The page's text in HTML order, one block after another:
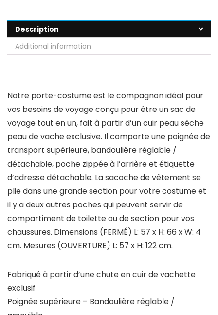
Description
Additional information
Notre porte-costume est le compagnon idéal pour
vos besoins de voyage conçu pour être un sac de
voyage tout en un, fait à partir d’un cuir peau sèche
peau de vache exclusive. Il comporte une poignée de
transport supérieure, bandoulière réglable /
détachable, poche zippée à l’arrière et étiquette
d’adresse détachable. La sacoche de vêtement se
plie dans une grande section pour votre costume et
il y a deux autres poches qui peuvent servir de
compartiment de toilette ou de section pour vos
chaussures. Dimensions (FERMÉ) L: 57 x H: 66 x W: 4
cm. Mesures (OUVERTURE) L: 57 x H: 122 cm.
Fabriqué à partir d’une chute en cuir de vachette
exclusif
Poignée supérieure – Bandoulière réglable /